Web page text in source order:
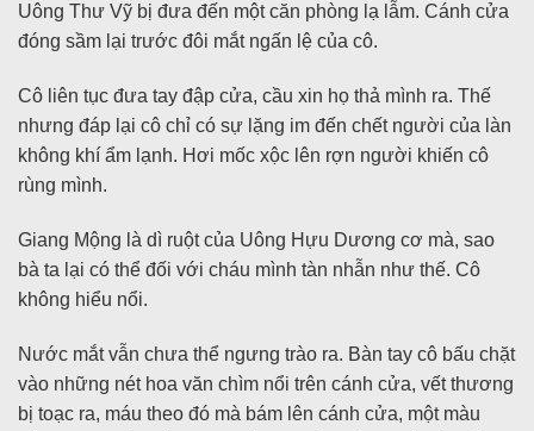
Uông Thư Vỹ bị đưa đến một căn phòng lạ lẫm. Cánh cửa
đóng sầm lại trước đôi mắt ngấn lệ của cô.
Cô liên tục đưa tay đập cửa, cầu xin họ thả mình ra. Thế
nhưng đáp lại cô chỉ có sự lặng im đến chết người của làn
không khí ẩm lạnh. Hơi mốc xộc lên rợn người khiến cô
rùng mình.
Giang Mộng là dì ruột của Uông Hựu Dương cơ mà, sao
bà ta lại có thể đối với cháu mình tàn nhẫn như thế. Cô
không hiểu nổi.
Nước mắt vẫn chưa thể ngưng trào ra. Bàn tay cô bấu chặt
vào những nét hoa văn chìm nổi trên cánh cửa, vết thương
bị toạc ra, máu theo đó mà bám lên cánh cửa, một màu